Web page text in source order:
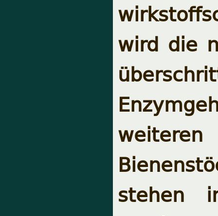
wird die
stehen